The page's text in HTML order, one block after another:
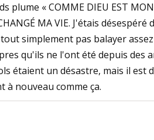
« COMME DIEU EST MON
MA VIE. J'étais
simplement pas balayer
qu'ils ne l'ont été depuis des
étaient un désastre, mais il
à nouveau comme ça.